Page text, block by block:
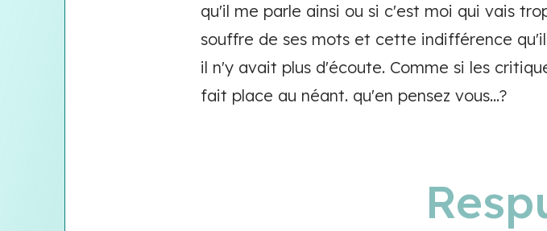
qu'il me parle ainsi ou si c'est moi qui vais
souffre de ses mots et cette indifférence
il n'y avait plus d'écoute. Comme si les
fait place au néant. qu'en pensez vous...?